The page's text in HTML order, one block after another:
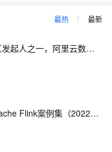
最热 最新
【大咖问答】对话PostgreSQL 中国社区发起人之一，阿里云数据库高级专家 德哥
【藏经阁一起读（27）】本周推荐《Apache Flink案例集（2022版）》，你有哪些心得？